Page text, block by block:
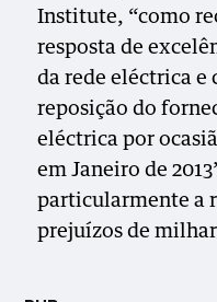
Institute, “como
resposta de
da rede eléctrica e
reposição do
eléctrica por
em Janeiro de
particularmente a
prejuízos de